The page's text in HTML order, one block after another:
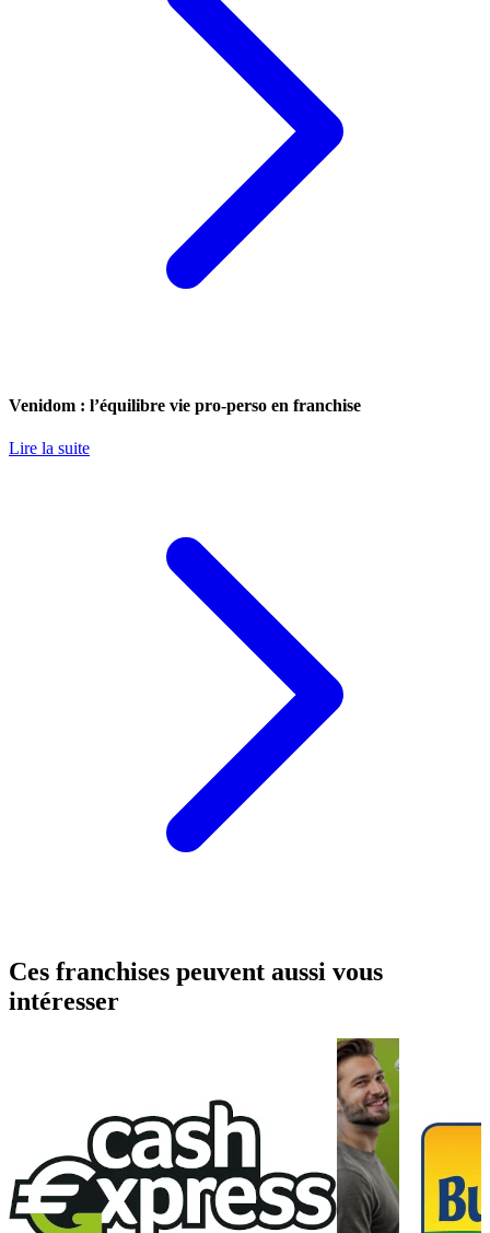
Venidom : l’équilibre vie pro-perso en franchise
Lire la suite
Ces franchises peuvent aussi vous
intéresser